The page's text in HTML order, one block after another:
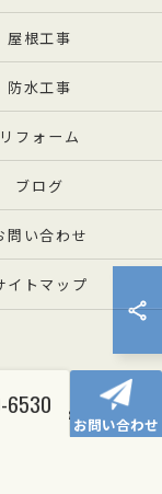
6530
お問い合わせ
屋根工事
防水工事
リフォーム
ブログ
問い合わせ
イトマップ
RESERVED.